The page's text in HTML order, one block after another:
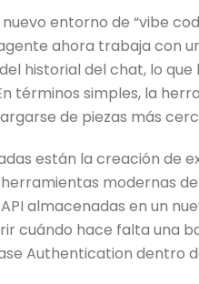
entorno de “vibe
ahora trabaja con
historial del chat, lo
términos simples, la
de piezas más
están la creación de
modernas
almacenadas en un
cuándo hace falta una
Authentication dentro